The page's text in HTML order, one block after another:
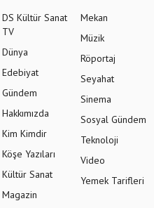
DS Kültür Sanat
TV
Dünya
Edebiyat
Gündem
Hakkımızda
Kim Kimdir
Köşe Yazıları
Kültür Sanat
Magazin
Mekan
Müzik
Röportaj
Seyahat
Sinema
Sosyal Gündem
Teknoloji
Video
Yemek Tarifleri